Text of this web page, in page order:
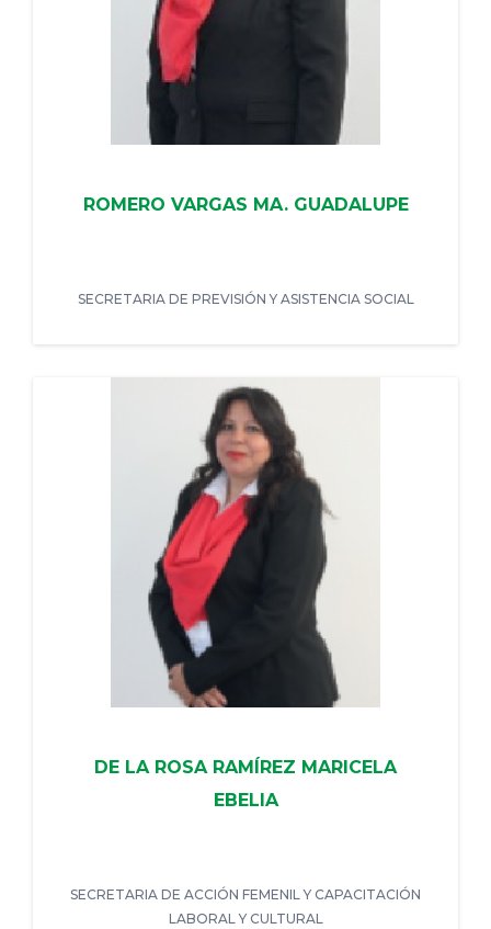
ROMERO VARGAS MA. GUADALUPE
SECRETARIA DE PREVISIÓN Y ASISTENCIA SOCIAL
DE LA ROSA RAMÍREZ MARICELA
EBELIA
SECRETARIA DE ACCIÓN FEMENIL Y CAPACITACIÓN
LABORAL Y CULTURAL